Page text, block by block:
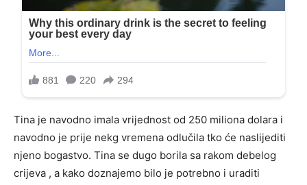
Tina je navodno imala vrijednost od 250 miliona dolara i
navodno je prije nekg vremena odlučila tko će naslijediti
njeno bogastvo. Tina se dugo borila sa rakom debelog
crijeva , a kako doznajemo bilo je potrebno i uraditi